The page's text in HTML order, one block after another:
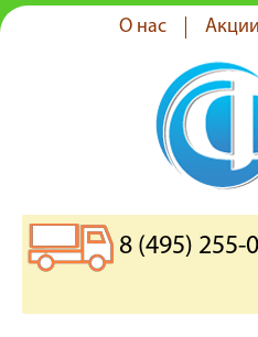
О нас
8 (495) 255-